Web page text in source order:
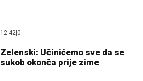
12:42|0
Zelenski: Učinićemo sve da se
sukob okonča prije zime